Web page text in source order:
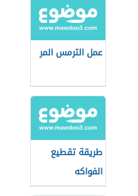
عمل الترمس المر
طريقة تقطيع
الفواكه